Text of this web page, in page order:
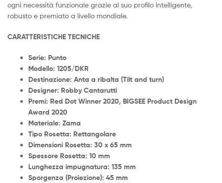
ogni necessità funzionale grazie al suo profilo intelligente,
robusto e premiato a livello mondiale.
CARATTERISTICHE TECNICHE
Serie: Punto
Modello: 1205/DKR
Destinazione: Anta a ribalta (Tilt and turn)
Designer: Robby Cantarutti
Premi: Red Dot Winner 2020, BIGSEE Product Design
Award 2020
Materiale: Zama
Tipo Rosetta: Rettangolare
Dimensioni Rosetta: 30 x 65 mm
Spessore Rosetta: 10 mm
Lunghezza impugnatura: 135 mm
Sporgenza (Proiezione): 45 mm